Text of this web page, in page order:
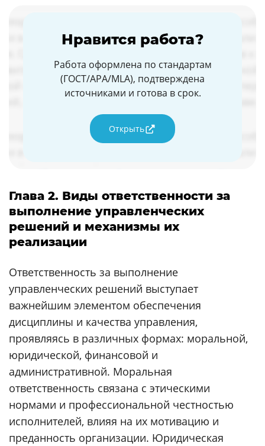
Нравится работа?
Работа оформлена по стандартам
(ГОСТ/APA/MLA), подтверждена
источниками и готова в срок.
Открыть
Глава 2. Виды ответственности за
выполнение управленческих
решений и механизмы их
реализации
Ответственность за выполнение
управленческих решений выступает
важнейшим элементом обеспечения
дисциплины и качества управления,
проявляясь в различных формах: моральной,
юридической, финансовой и
административной. Моральная
ответственность связана с этическими
нормами и профессиональной честностью
исполнителей, влияя на их мотивацию и
преданность организации. Юридическая